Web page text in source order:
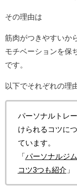
その理由は
筋肉がつきやすいか
モチベーションを保
です。
以下でそれぞれの理
パーソナルトレ
けられるコツに
ています。
「パーソナルジ
コツ3つも紹介 」